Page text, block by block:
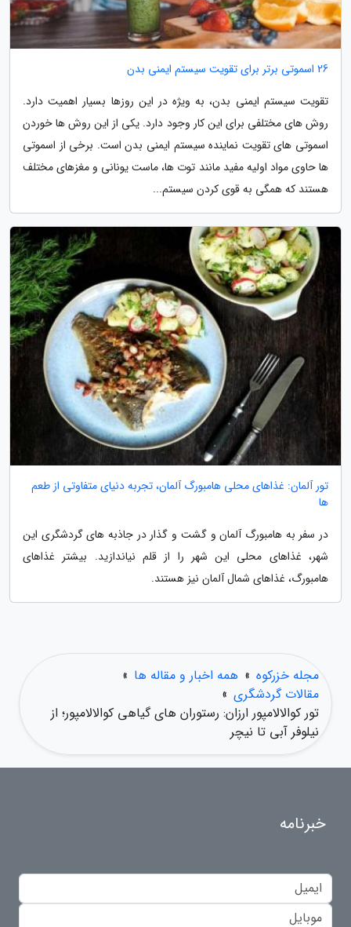
26 اسموتی برتر برای تقویت سیستم ایمنی بدن
تقویت سیستم ایمنی بدن، به ویژه در این روزها بسیار اهمیت دارد.
روش های مختلفی برای این کار وجود دارد. یکی از این روش ها خوردن
اسموتی های تقویت نماینده سیستم ایمنی بدن است. برخی از اسموتی
ها حاوی مواد اولیه مفید مانند توت ها، ماست یونانی و مغزهای مختلف
هستند که همگی به قوی کردن سیستم...
تور آلمان: غذاهای محلی هامبورگ آلمان، تجربه دنیای متفاوتی از طعم
ها
در سفر به هامبورگ آلمان و گشت و گذار در جاذبه های گردشگری این
شهر، غذاهای محلی این شهر را از قلم نیاندازید. بیشتر غذاهای
هامبورگ، غذاهای شمال آلمان نیز هستند.
مجله خزرکوه » همه اخبار و مقاله ها »
مقالات گردشگری »
تور کوالالامپور ارزان: رستوران های گیاهی کوالالامپور؛ از
نیلوفر آبی تا نیچر
خبرنامه